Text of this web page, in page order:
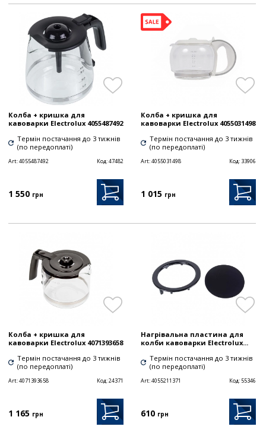
Колба + кришка для
кавоварки Electrolux 4055487492
Термін постачання до 3 тижнів
(по передоплаті)
Art:4055487492 Код:47482
1 550 грн
Колба + кришка для
кавоварки Electrolux 4055031498
Термін постачання до 3 тижнів
(по передоплаті)
Art:4055031498 Код: 33906
1 015 грн
Колба + кришка для
кавоварки Electrolux 4071393658
Термін постачання до 3 тижнів
(по передоплаті)
Art:4071393658 Код:24371
1 165 грн
Нагрівальна пластина для
колби кавоварки Electrolux...
Термін постачання до 3 тижнів
(по передоплаті)
Art:4055211371 Код:55346
610 грн